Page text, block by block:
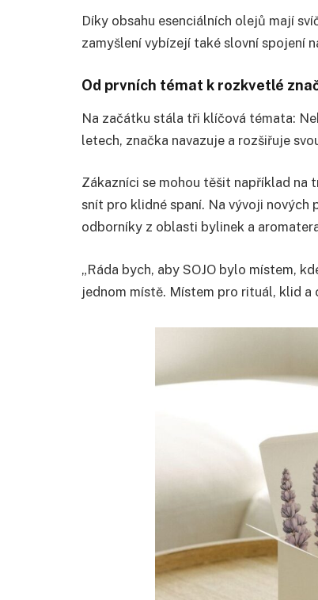
Díky obsahu esenciálních olejů mají
zamyšlení vybízejí také slovní spojení
Od prvních témat k rozkvetlé
Na začátku stála tři klíčová témata:
letech, značka navazuje a rozšiřuje
Zákazníci se mohou těšit například na
snít pro klidné spaní. Na vývoji nových
odborníky z oblasti bylinek a
„Ráda bych, aby SOJO bylo místem,
jednom místě. Místem pro rituál, klid a